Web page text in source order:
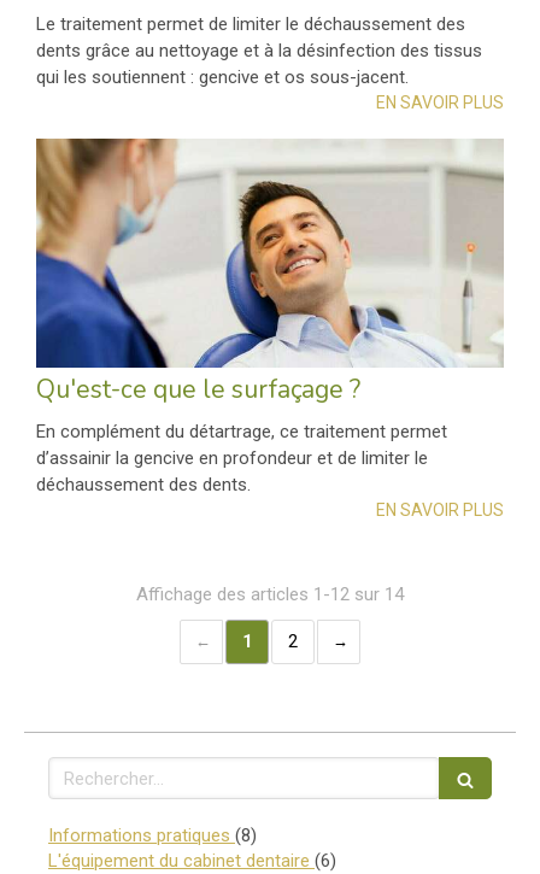
Le traitement permet de limiter le déchaussement des
dents grâce au nettoyage et à la désinfection des tissus
qui les soutiennent : gencive et os sous-jacent.
EN SAVOIR PLUS
Qu'est-ce que le surfaçage ?
En complément du détartrage, ce traitement permet
d’assainir la gencive en profondeur et de limiter le
déchaussement des dents.
EN SAVOIR PLUS
Affichage des articles 1-12 sur 14
1 2
Rechercher
Informations pratiques (8)
L'équipement du cabinet dentaire (6)